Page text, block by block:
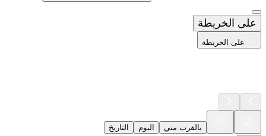
على الخريطة
على الخريطة
بالقرب مني اليوم
التاريخ